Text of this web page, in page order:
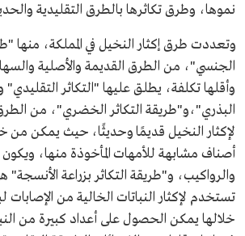
نموها، وطرق تكاثرها بالطرق التقليدية
وتعددت طرق إكثار النخيل في المملكة، منها
الجنسي"، من الطرق القديمة والأصلية
وأقلها تكلفة، يطلق عليها "التكاثر التقليدي"
البذري"،و"طريقة التكاثر الخضري"، من
لإكثار النخيل قديمًا وحديثًا، حيث يمكن من
أصناف مشابهة للأمهات المأخوذة منها، ويكون
والرواكيب، و"طريقة التكاثر بزراعة الأنسجة"
تستخدم لإكثار النباتات الخالية من
خلالها يمكن الحصول على أعداد كبيرة من